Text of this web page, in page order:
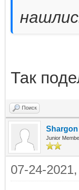
Так
Поиск
Shargon
Junior
07-24-